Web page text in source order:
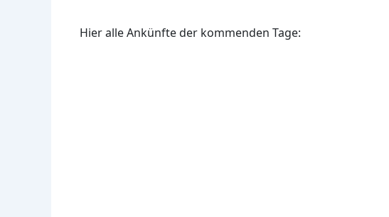
Hier alle Ankünfte der kommenden Tage: